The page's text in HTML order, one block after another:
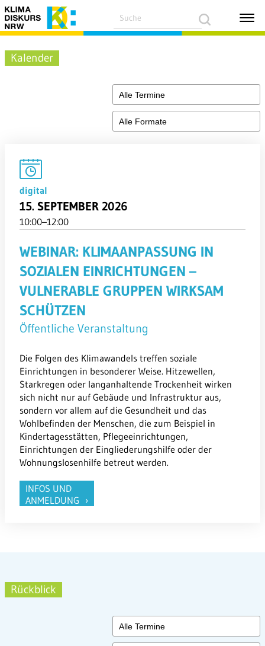
Kalender
digital
15. SEPTEMBER 2026
10:00–12:00
WEBINAR: KLIMAANPASSUNG IN
SOZIALEN EINRICHTUNGEN –
VULNERABLE GRUPPEN WIRKSAM
SCHÜTZEN
Öffentliche Veranstaltung
Die Folgen des Klimawandels treffen soziale
Einrichtungen in besonderer Weise. Hitzewellen,
Starkregen oder langanhaltende Trockenheit wirken
sich nicht nur auf Gebäude und Infrastruktur aus,
sondern vor allem auf die Gesundheit und das
Wohlbefinden der Menschen, die zum Beispiel in
Kindertagesstätten, Pflegeeinrichtungen,
Einrichtungen der Eingliederungshilfe oder der
Wohnungslosenhilfe betreut werden.
INFOS UND
ANMELDUNG
Rückblick